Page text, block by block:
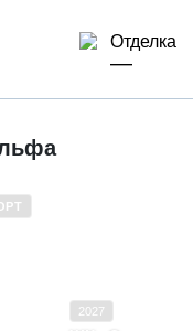
Отделка
—
2027